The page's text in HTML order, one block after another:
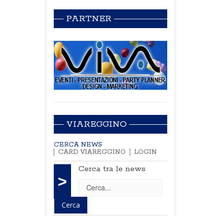
PARTNER
VIAREGGINO
CERCA NEWS
CARD VIAREGGINO
LOGIN
>
Cerca tra le news